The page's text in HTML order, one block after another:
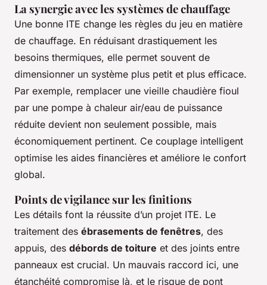
La synergie avec les systèmes de chauffage
Une bonne ITE change les règles du jeu en matière
de chauffage. En réduisant drastiquement les
besoins thermiques, elle permet souvent de
dimensionner un système plus petit et plus efficace.
Par exemple, remplacer une vieille chaudière fioul
par une pompe à chaleur air/eau de puissance
réduite devient non seulement possible, mais
économiquement pertinent. Ce couplage intelligent
optimise les aides financières et améliore le confort
global.
Points de vigilance sur les finitions
Les détails font la réussite d’un projet ITE. Le
traitement des ébrasements de fenêtres, des
appuis, des débords de toiture et des joints entre
panneaux est crucial. Un mauvais raccord ici, une
étanchéité compromise là, et le risque de pont